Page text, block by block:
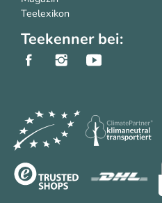
Teelexikon
Teekenner bei: